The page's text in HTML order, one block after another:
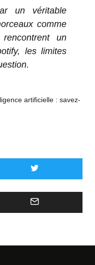
un véritable
comme
rencontrent un
les limites
artificielle : savez-